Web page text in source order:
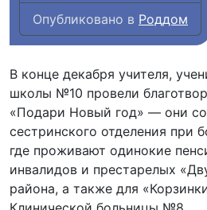
Опубликовано в Роддом
В конце декабря учителя,
школы №10 провели
«Подари Новый год» — они
сестринского отделения при
где проживают одинокие
инвалидов и престарелых
района, а также для